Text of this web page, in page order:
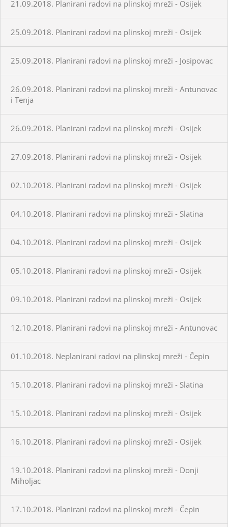
21.09.2018. Planirani radovi na plinskoj mreži - Osijek
25.09.2018. Planirani radovi na plinskoj mreži - Osijek
25.09.2018. Planirani radovi na plinskoj mreži - Josipovac
26.09.2018. Planirani radovi na plinskoj mreži - Antunovac
i Tenja
26.09.2018. Planirani radovi na plinskoj mreži - Osijek
27.09.2018. Planirani radovi na plinskoj mreži - Osijek
02.10.2018. Planirani radovi na plinskoj mreži - Osijek
04.10.2018. Planirani radovi na plinskoj mreži - Slatina
04.10.2018. Planirani radovi na plinskoj mreži - Osijek
05.10.2018. Planirani radovi na plinskoj mreži - Osijek
09.10.2018. Planirani radovi na plinskoj mreži - Osijek
12.10.2018. Planirani radovi na plinskoj mreži - Antunovac
01.10.2018. Neplanirani radovi na plinskoj mreži - Čepin
15.10.2018. Planirani radovi na plinskoj mreži - Slatina
15.10.2018. Planirani radovi na plinskoj mreži - Osijek
16.10.2018. Planirani radovi na plinskoj mreži - Osijek
19.10.2018. Planirani radovi na plinskoj mreži - Donji
Miholjac
17.10.2018. Planirani radovi na plinskoj mreži - Čepin